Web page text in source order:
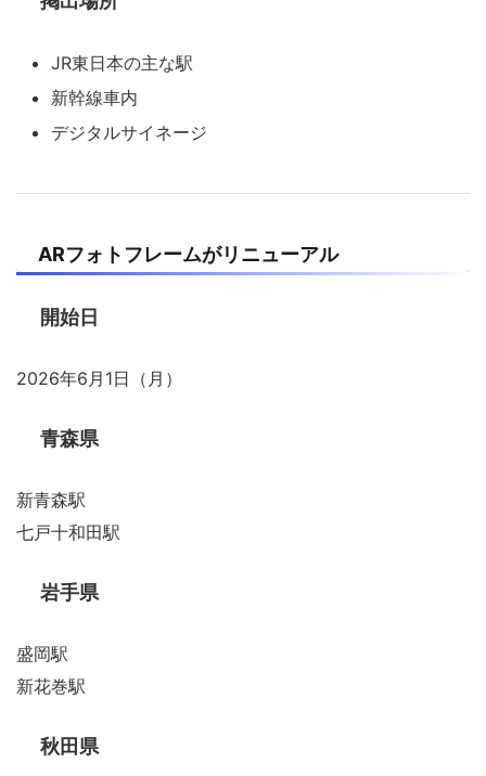
JR東日本の主な駅
新幹線車内
デジタルサイネージ
ARフォトフレームがリニューアル
開始日
2026年6月1日（月）
青森県
新青森駅
七戸十和田駅
岩手県
盛岡駅
新花巻駅
秋田県